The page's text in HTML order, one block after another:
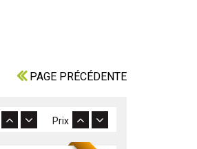
PAGE PRÉCÉDENTE
Prix